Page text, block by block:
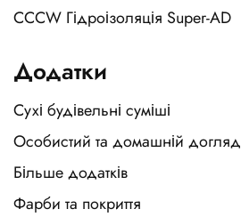
CCCW Гідроізоляція Super-AD
Додатки
Сухі будівельні суміші
Особистий та домашній догляд
Більше додатків
Фарби та покриття